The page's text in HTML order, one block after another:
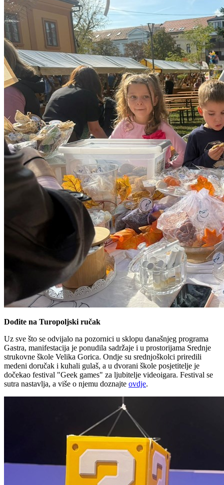
Dođite na Turopoljski ručak
Uz sve što se odvijalo na pozornici u sklopu današnjeg programa
Gastra, manifestacija je ponudila sadržaje i u prostorijama Srednje
strukovne škole Velika Gorica. Ondje su srednjoškolci priredili
medeni doručak i kuhali gulaš, a u dvorani škole posjetitelje je
dočekao festival "Geek games" za ljubitelje videoigara. Festival se
sutra nastavlja, a više o njemu doznajte ovdje.